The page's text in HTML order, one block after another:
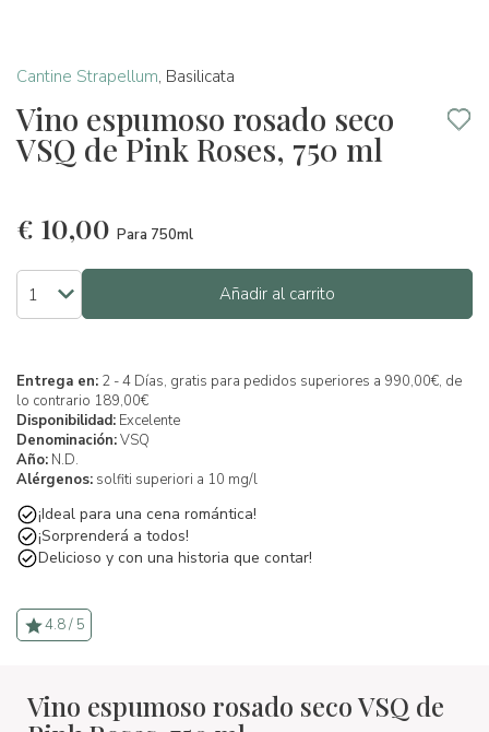
Cantine Strapellum, Basilicata
Vino espumoso rosado seco
VSQ de Pink Roses, 750 ml
€ 10,00 Para 750ml
Añadir al carrito
Entrega en: 2 - 4 Días, gratis para pedidos superiores a 990,00€, de
lo contrario 189,00€
Disponibilidad: Excelente
Denominación:VSQ
Año: N.D.
Alérgenos: solfiti superiori a 10 mg/l
¡Ideal para una cena romántica!
¡Sorprenderá a todos!
Delicioso y con una historia que contar!
4.8 / 5
Vino espumoso rosado seco VSQ de